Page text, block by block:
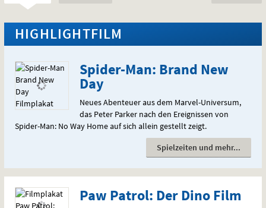
Vorstellungen
vom
HIGHLIGHTFILM
Spider-Man: Brand New
Day
Neues Abenteuer aus dem Marvel-Universum,
das Peter Parker nach den Ereignissen von
Spider-Man: No Way Home auf sich allein gestellt zeigt.
Spielzeiten und mehr
Paw Patrol: Der Dino Film